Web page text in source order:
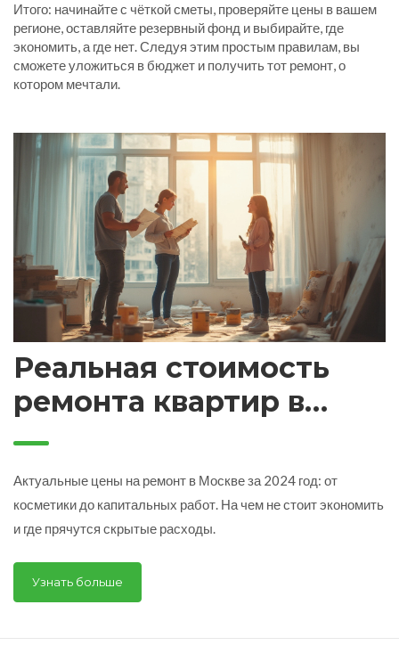
Итого: начинайте с чёткой сметы, проверяйте цены в вашем
регионе, оставляйте резервный фонд и выбирайте, где
экономить, а где нет. Следуя этим простым правилам, вы
сможете уложиться в бюджет и получить тот ремонт, о
котором мечтали.
Реальная стоимость
ремонта квартир в
Москве 2024: сколько
просить, на чем
экономить
Актуальные цены на ремонт в Москве за 2024 год: от
косметики до капитальных работ. На чем не стоит экономить
и где прячутся скрытые расходы.
Узнать больше